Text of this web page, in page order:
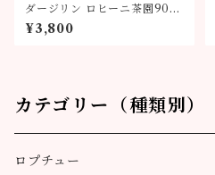
ダージリン ロヒーニ茶園90g
缶
¥3,800
カテゴリー（種類別）
ロプチュー